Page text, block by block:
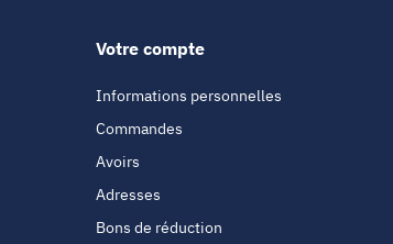
Votre compte
Informations personnelles
Commandes
Avoirs
Adresses
Bons de réduction